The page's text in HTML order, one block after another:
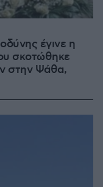
έγινε η
σκοτώθηκε
στην Ψάθα,